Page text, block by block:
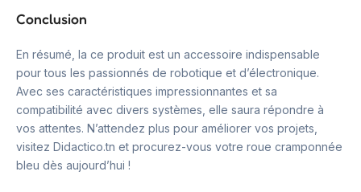
Conclusion
En résumé, la ce produit est un accessoire indispensable
pour tous les passionnés de robotique et d’électronique.
Avec ses caractéristiques impressionnantes et sa
compatibilité avec divers systèmes, elle saura répondre à
vos attentes. N’attendez plus pour améliorer vos projets,
visitez Didactico.tn et procurez-vous votre roue cramponnée
bleu dès aujourd’hui !